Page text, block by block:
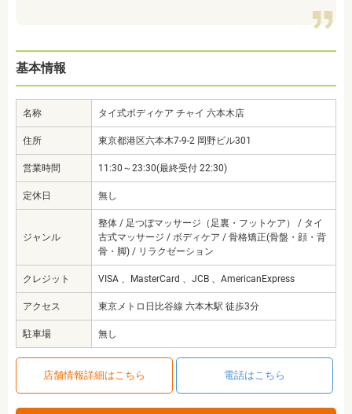
基本情報
名称 タイ式ボディケア チャイ 六本木店
住所 東京都港区六本木7-9-2 岡野ビル301
営業時間 11:30～23:30(最終受付 22:30)
定休日 無し
ジャンル
整体 / 足つぼマッサージ（足裏・フットケア） / タイ
古式マッサージ / ボディケア / 骨格矯正(骨盤・顔・背
骨・脚) / リラクゼーション
クレジット VISA 、MasterCard 、JCB 、AmericanExpress
アクセス 東京メトロ日比谷線 六本木駅 徒歩3分
駐車場 無し
店舗情報詳細はこちら 電話はこちら